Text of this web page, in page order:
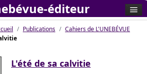
Publications
Cahiers de L'UNEBÉVUE
L'été de sa calvitie
éditeur